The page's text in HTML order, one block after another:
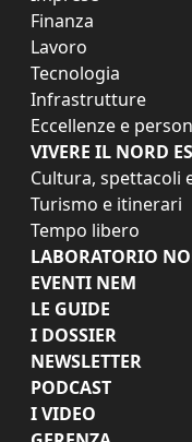
Finanza
Lavoro
Tecnologia
Infrastrutture
Eccellenze e
VIVERE IL NORD
Cultura, spettacoli
Turismo e itinerari
Tempo libero
LABORATORIO
EVENTI NEM
LE GUIDE
I DOSSIER
NEWSLETTER
PODCAST
I VIDEO